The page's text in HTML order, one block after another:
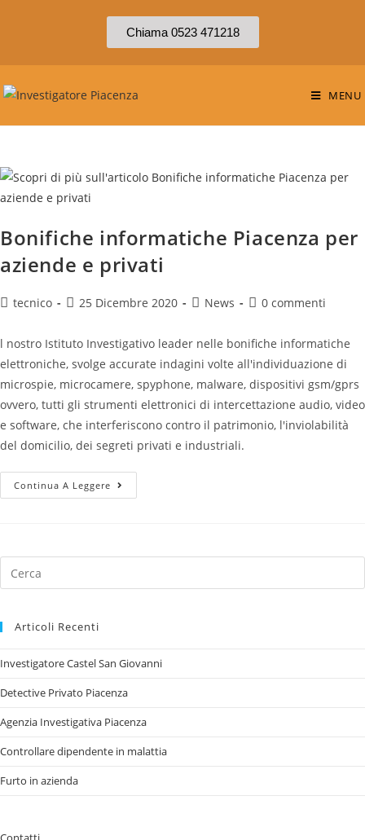
Chiama 0523 471218
MENU
Bonifiche informatiche Piacenza per
aziende e privati
tecnico 25 Dicembre 2020 News 0 commenti
l nostro Istituto Investigativo leader nelle bonifiche informatiche
elettroniche, svolge accurate indagini volte all'individuazione di
microspie, microcamere, spyphone, malware, dispositivi gsm/gprs
ovvero, tutti gli strumenti elettronici di intercettazione audio, video
e software, che interferiscono contro il patrimonio, l'inviolabilità
del domicilio, dei segreti privati e industriali.
Continua A Leggere
Articoli Recenti
Investigatore Castel San Giovanni
Detective Privato Piacenza
Agenzia Investigativa Piacenza
Controllare dipendente in malattia
Furto in azienda